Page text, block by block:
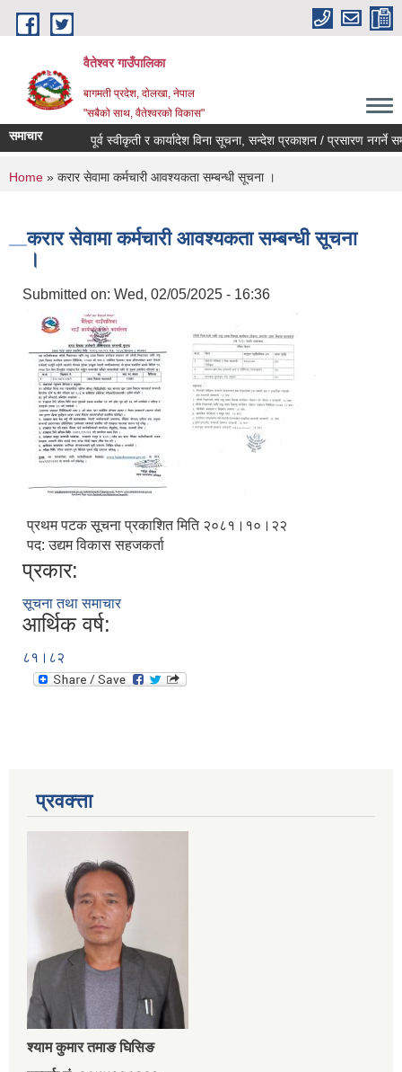
Skip to main content
वैतेश्वर गाउँपालिका
बागमती प्रदेश, दाेलखा, नेपाल
"सबैको साथ, वैतेश्वरको विकास"
समाचार पूर्व स्वीकृती र कार्यादेश विना सूचना, सन्देश प्रकाशन / प्रसारण नगर्ने
You are here
Home » करार सेवामा कर्मचारी आवश्यकता सम्बन्धी सूचना ।
करार सेवामा कर्मचारी आवश्यकता सम्बन्धी सूचना
।
Submitted on: Wed, 02/05/2025 - 16:36
प्रथम पटक सूचना प्रकाशित मिति २०८१।१०।२२
पद: उद्यम विकास सहजकर्ता
प्रकार:
सूचना तथा समाचार
आर्थिक वर्ष:
८१।८२
प्रवक्त्ता
श्‍याम कुमार तमाङ घिसिङ